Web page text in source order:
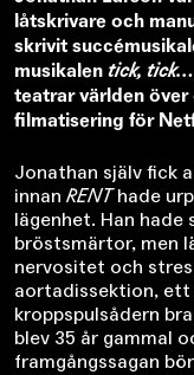
låtskrivare och
skrivit
musikalen tick,
teatrar världen
filmatisering för
Jonathan själv fick
innan RENThade
lägenhet. Han hade
bröstsmärtor, men
nervositet och
aortadissektion,
kroppspulsådern
blev 35 år gammal
framgångssagan